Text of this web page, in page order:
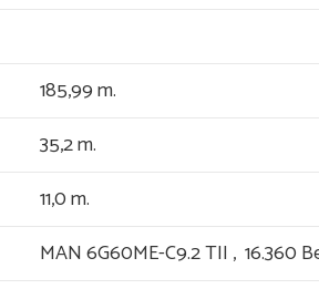
185,99 m.
35,2 m.
11,0 m.
MAN 6G60ME-C9.2 TII , 16.360